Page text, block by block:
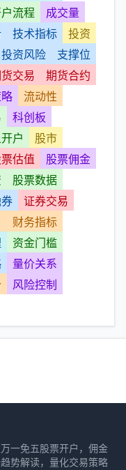
流程
成交量
技术指标
投资
投资风险
支撑位
交易
期货合约
流动性
科创板
户
股市
估值
股票佣金
股票数据
证券交易
财务指标
资金门槛
量价关系
风险控制
一免五股票开户，佣金
势解读，量化交易策略